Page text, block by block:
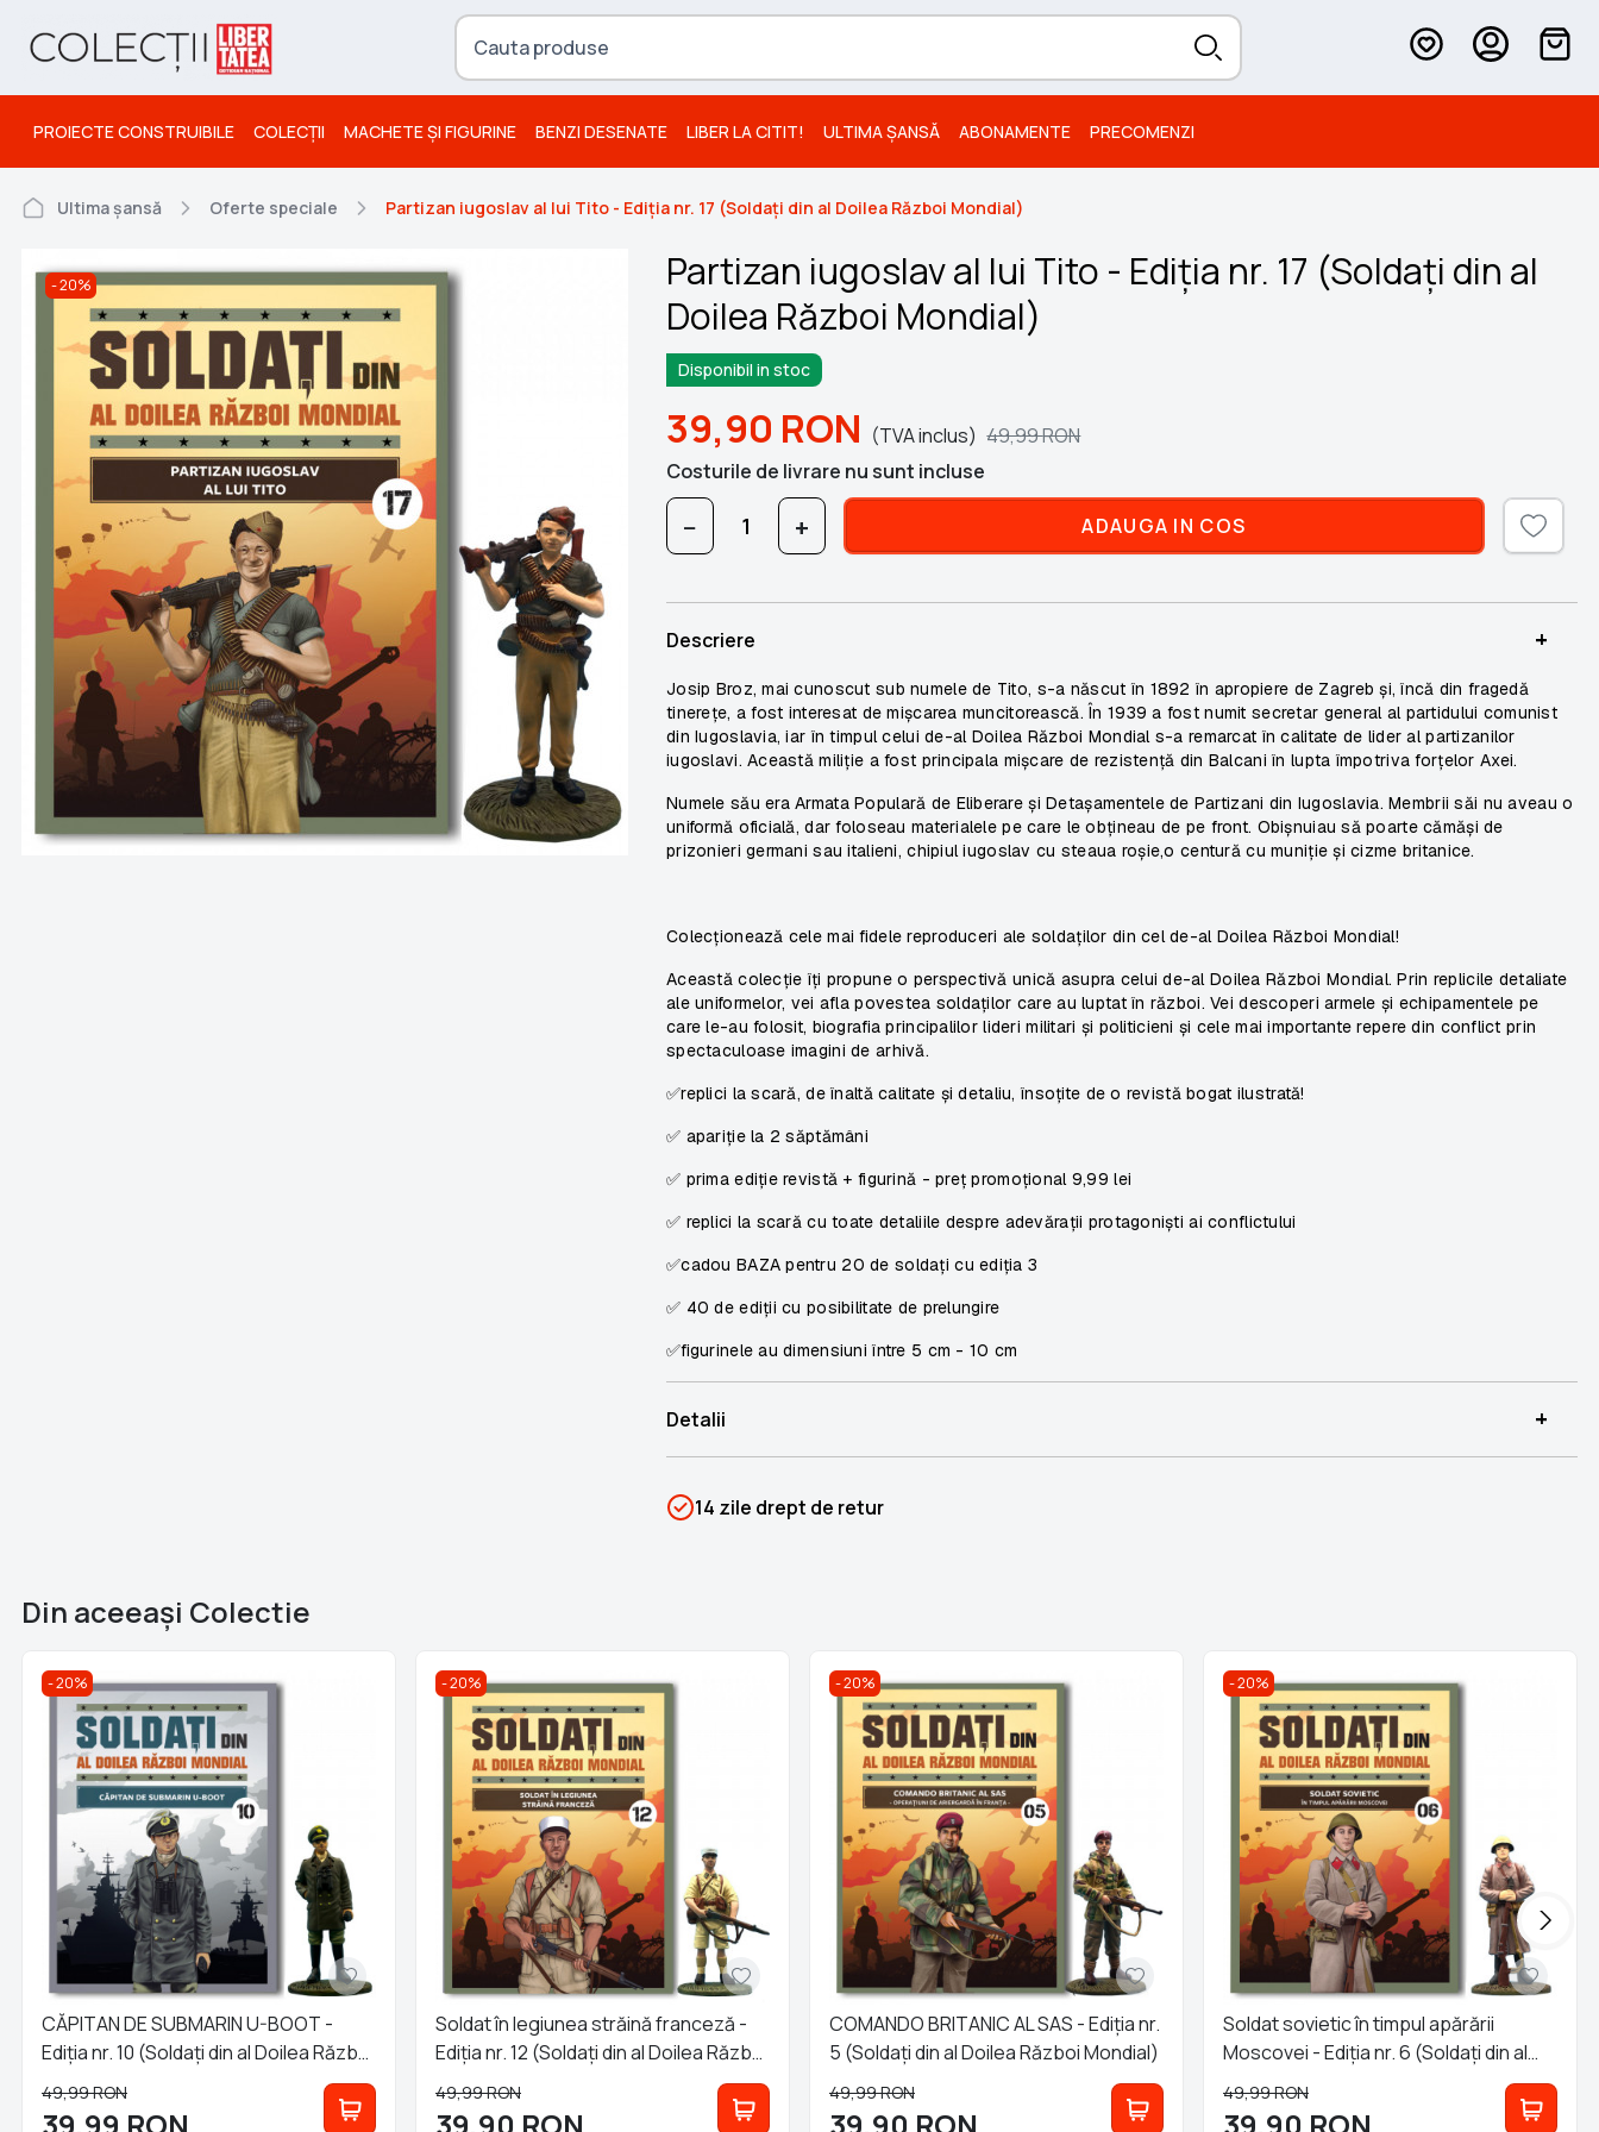
PROIECTE CONSTRUIBILE COLECȚII MACHETE ȘI FIGURINE BENZI DESENATE LIBER LA CITIT! ULTIMA ȘANSĂ ABONAMENTE PRECOMENZI
Ultima șansă Oferte speciale Partizan iugoslav al lui Tito - Ediția nr. 17 (Soldați din al Doilea Război Mondial)
20%
Partizan iugoslav al lui Tito - Ediția nr. 17 (Soldați din al
Doilea Război Mondial)
Disponibil in stoc
39,90 RON (TVA inclus) 49,99RON
Costurile de livrare nu sunt incluse
− + ADAUGA IN COS
Descriere +
Josip Broz, mai cunoscut sub numele de Tito, s-a născut în 1892 în apropiere de Zagreb și, încă din fragedă
tinerețe, a fost interesat de mișcarea muncitorească. În 1939 a fost numit secretar general al partidului comunist
din Iugoslavia, iar în timpul celui de-al Doilea Război Mondial s-a remarcat în calitate de lider al partizanilor
iugoslavi. Această miliție a fost principala mișcare de rezistență din Balcani în lupta împotriva forțelor Axei.
Numele său era Armata Populară de Eliberare și Detașamentele de Partizani din Iugoslavia. Membrii săi nu aveau o
uniformă oficială, dar foloseau materialele pe care le obțineau de pe front. Obișnuiau să poarte cămăși de
prizonieri germani sau italieni, chipiul iugoslav cu steaua roșie,o centură cu muniție și cizme britanice.
Colecționează cele mai fidele reproduceri ale soldaților din cel de-al Doilea Război Mondial!
Această colecție îți propune o perspectivă unică asupra celui de-al Doilea Război Mondial. Prin replicile detaliate
ale uniformelor, vei afla povestea soldaților care au luptat în război. Vei descoperi armele și echipamentele pe
care le-au folosit, biografia principalilor lideri militari și politicieni și cele mai importante repere din conflict prin
spectaculoase imagini de arhivă.
✅replici la scară, de înaltă calitate și detaliu, însoțite de o revistă bogat ilustrată!
✅ apariție la 2 săptămâni
✅ prima ediție revistă + figurină - preț promoțional 9,99 lei
✅ replici la scară cu toate detaliile despre adevărații protagoniști ai conflictului
✅cadou BAZA pentru 20 de soldați cu ediția 3
✅ 40 de ediții cu posibilitate de prelungire
✅figurinele au dimensiuni între 5 cm - 10 cm
Detalii +
Categorii
Oferte speciale
14 zile drept de retur
Din aceeaşi Colectie
20%
CĂPITAN DE SUBMARIN U-BOOT -
Ediția nr. 10 (Soldați din al Doilea Război
Mondial)
49,99RON
20%
Soldat în legiunea străină franceză -
Ediția nr. 12 (Soldați din al Doilea Război
Mondial)
49,99RON
20%
COMANDO BRITANIC AL SAS - Ediția nr.
5 (Soldați din al Doilea Război Mondial)
49,99RON
20%
Soldat sovietic în timpul apărării
Moscovei - Ediția nr. 6 (Soldați din al
Doilea Război Mondial)
49,99RON